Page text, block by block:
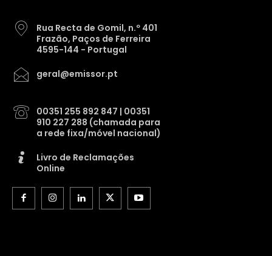
Rua Recta de Gomil, n.º 401
Frazão, Paços de Ferreira
4595-144 - Portugal
geral@emissor.pt
00351 255 892 847 | 00351
910 227 288 (chamada para
a rede fixa/móvel nacional)
Livro de Reclamações
Online